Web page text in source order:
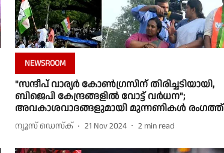
NEWSROOM
"സന്ദീപ് വാര്യർ കോൺഗ്രസിന് തിരിച്ചടിയായി,
ബിജെപി കേന്ദ്രങ്ങളിൽ വോട്ട് വർധന";
അവകാശവാദങ്ങളുമായി മുന്നണികൾ രംഗത്ത്
ന്യൂസ് ഡെസ്ക് 21 Nov 2024 2 min read